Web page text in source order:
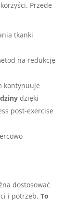
Przede
tkanki
na redukcję
kontynuuje
dzięki
post-exercise
dostosować
i potrzeb. To